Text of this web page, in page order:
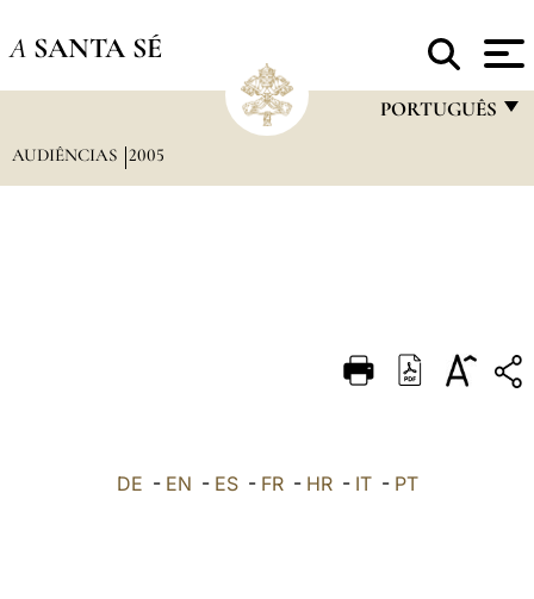
A SANTA SÉ
PORTUGUÊS
DEUTSCH
العربيّة
AUDIÊNCIAS 2005
DE - EN - ES- FR- HR- IT- PT